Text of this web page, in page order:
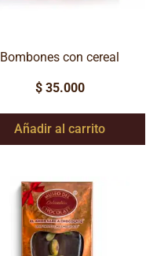
Bombones con cereal
$35.000
Añadir al carrito